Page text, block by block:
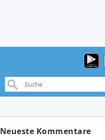
Neueste Kommentare